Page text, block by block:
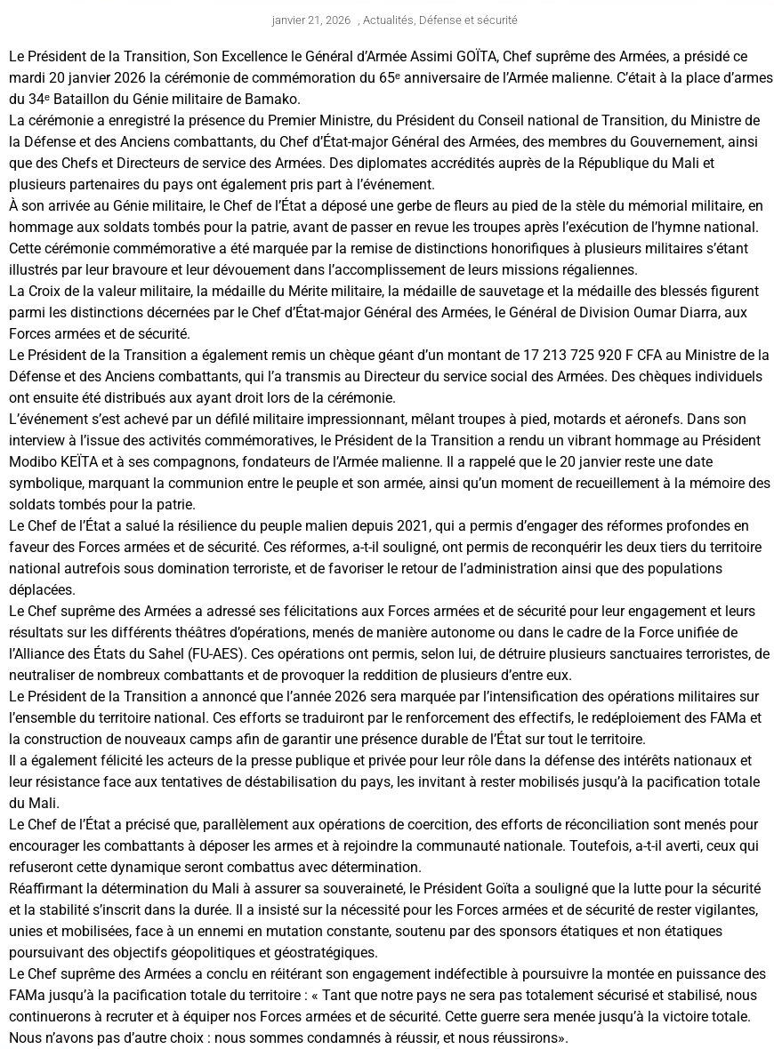
janvier 21, 2026 Actualités Défense et sécurité
Le Président de la Transition, Son Excellence le Général d’Armée Assimi GOÏTA, Chef suprême des Armées, a présidé ce
mardi 20 janvier 2026 la cérémonie de commémoration du 65ᵉ anniversaire de l’Armée malienne. C’était à la place d’armes
du 34ᵉ Bataillon du Génie militaire de Bamako.
La cérémonie a enregistré la présence du Premier Ministre, du Président du Conseil national de Transition, du Ministre de
la Défense et des Anciens combattants, du Chef d’État-major Général des Armées, des membres du Gouvernement, ainsi
que des Chefs et Directeurs de service des Armées. Des diplomates accrédités auprès de la République du Mali et
plusieurs partenaires du pays ont également pris part à l’événement.
À son arrivée au Génie militaire, le Chef de l’État a déposé une gerbe de fleurs au pied de la stèle du mémorial militaire, en
hommage aux soldats tombés pour la patrie, avant de passer en revue les troupes après l’exécution de l’hymne national.
Cette cérémonie commémorative a été marquée par la remise de distinctions honorifiques à plusieurs militaires s’étant
illustrés par leur bravoure et leur dévouement dans l’accomplissement de leurs missions régaliennes.
La Croix de la valeur militaire, la médaille du Mérite militaire, la médaille de sauvetage et la médaille des blessés figurent
parmi les distinctions décernées par le Chef d’État-major Général des Armées, le Général de Division Oumar Diarra, aux
Forces armées et de sécurité.
Le Président de la Transition a également remis un chèque géant d’un montant de 17 213 725 920 F CFA au Ministre de la
Défense et des Anciens combattants, qui l’a transmis au Directeur du service social des Armées. Des chèques individuels
ont ensuite été distribués aux ayant droit lors de la cérémonie.
L’événement s’est achevé par un défilé militaire impressionnant, mêlant troupes à pied, motards et aéronefs. Dans son
interview à l’issue des activités commémoratives, le Président de la Transition a rendu un vibrant hommage au Président
Modibo KEÏTA et à ses compagnons, fondateurs de l’Armée malienne. Il a rappelé que le 20 janvier reste une date
symbolique, marquant la communion entre le peuple et son armée, ainsi qu’un moment de recueillement à la mémoire des
soldats tombés pour la patrie.
Le Chef de l’État a salué la résilience du peuple malien depuis 2021, qui a permis d’engager des réformes profondes en
faveur des Forces armées et de sécurité. Ces réformes, a-t-il souligné, ont permis de reconquérir les deux tiers du territoire
national autrefois sous domination terroriste, et de favoriser le retour de l’administration ainsi que des populations
déplacées.
Le Chef suprême des Armées a adressé ses félicitations aux Forces armées et de sécurité pour leur engagement et leurs
résultats sur les différents théâtres d’opérations, menés de manière autonome ou dans le cadre de la Force unifiée de
l’Alliance des États du Sahel (FU-AES). Ces opérations ont permis, selon lui, de détruire plusieurs sanctuaires terroristes, de
neutraliser de nombreux combattants et de provoquer la reddition de plusieurs d’entre eux.
Le Président de la Transition a annoncé que l’année 2026 sera marquée par l’intensification des opérations militaires sur
l’ensemble du territoire national. Ces efforts se traduiront par le renforcement des effectifs, le redéploiement des FAMa et
la construction de nouveaux camps afin de garantir une présence durable de l’État sur tout le territoire.
Il a également félicité les acteurs de la presse publique et privée pour leur rôle dans la défense des intérêts nationaux et
leur résistance face aux tentatives de déstabilisation du pays, les invitant à rester mobilisés jusqu’à la pacification totale
du Mali.
Le Chef de l’État a précisé que, parallèlement aux opérations de coercition, des efforts de réconciliation sont menés pour
encourager les combattants à déposer les armes et à rejoindre la communauté nationale. Toutefois, a-t-il averti, ceux qui
refuseront cette dynamique seront combattus avec détermination.
Réaffirmant la détermination du Mali à assurer sa souveraineté, le Président Goïta a souligné que la lutte pour la sécurité
et la stabilité s’inscrit dans la durée. Il a insisté sur la nécessité pour les Forces armées et de sécurité de rester vigilantes,
unies et mobilisées, face à un ennemi en mutation constante, soutenu par des sponsors étatiques et non étatiques
poursuivant des objectifs géopolitiques et géostratégiques.
Le Chef suprême des Armées a conclu en réitérant son engagement indéfectible à poursuivre la montée en puissance des
FAMa jusqu’à la pacification totale du territoire : « Tant que notre pays ne sera pas totalement sécurisé et stabilisé, nous
continuerons à recruter et à équiper nos Forces armées et de sécurité. Cette guerre sera menée jusqu’à la victoire totale.
Nous n’avons pas d’autre choix : nous sommes condamnés à réussir, et nous réussirons».